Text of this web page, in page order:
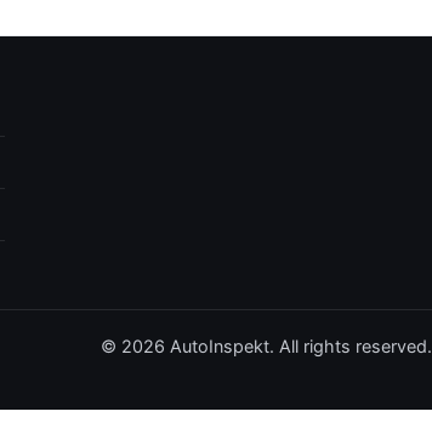
© 2026 AutoInspekt. All rights reserved.